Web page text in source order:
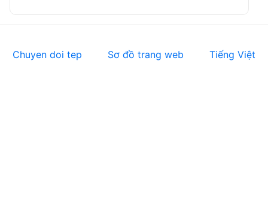
Chuyen doi tep Sơ đồ trang web Tiếng Việt